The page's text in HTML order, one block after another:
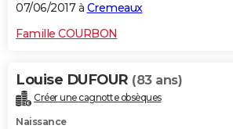
07/06/2017 à Cremeaux
Famille COURBON
Louise DUFOUR (83 ans)
Créer une cagnotte obsèques
Naissance